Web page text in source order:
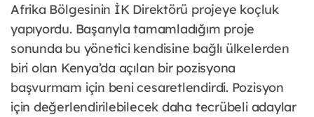
Afrika Bölgesinin İK Direktörü projeye koçluk
yapıyordu. Başarıyla tamamladığım proje
sonunda bu yönetici kendisine bağlı ülkelerden
biri olan Kenya’da açılan bir pozisyona
başvurmam için beni cesaretlendirdi. Pozisyon
için değerlendirilebilecek daha tecrübeli adaylar